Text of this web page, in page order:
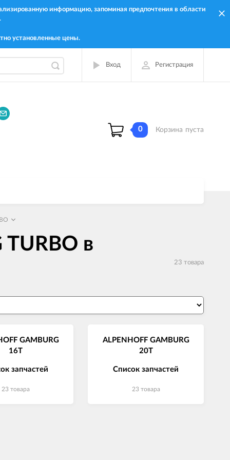
информацию, запоминая предпочтения в области
установленные цены.
Вход Регистрация
0 Корзина пуста
TURBO в
23 товара
GAMBURG
16T
запчастей
23 товара
ALPENHOFF GAMBURG
20T
Список запчастей
23 товара